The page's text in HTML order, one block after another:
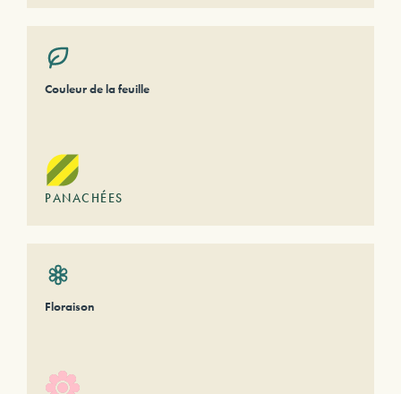
Couleur de la feuille
PANACHÉES
Floraison